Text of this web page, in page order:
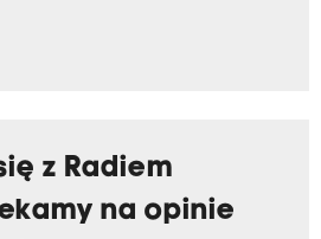
z Radiem
na opinie